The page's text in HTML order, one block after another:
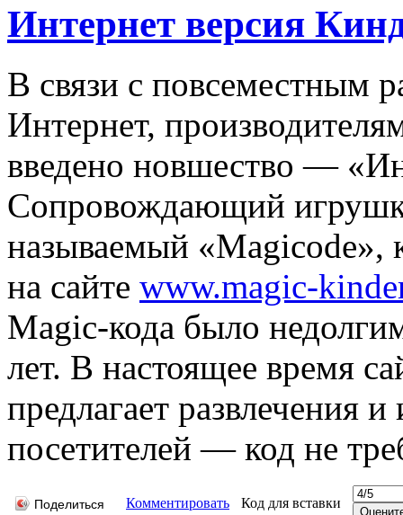
Интернет версия
В связи с повсеместным
Интернет,
введено новшество —
Сопровождающий
называемый «Magicode»,
на сайте www.magic-
Magic-кода было
лет. В настоящее время
предлагает развлечения
посетителей — код не
Поделиться Комментировать Код для вставки